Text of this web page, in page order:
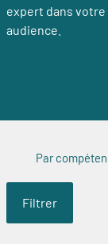
expert dans
audience.
Par
Filtrer